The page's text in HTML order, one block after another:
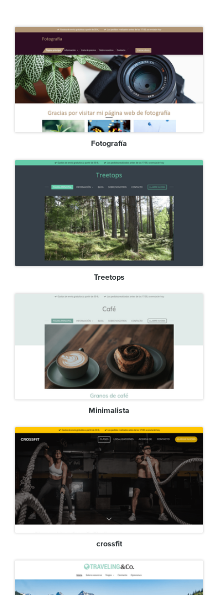
Fotografía
Treetops
Minimalista
crossfit